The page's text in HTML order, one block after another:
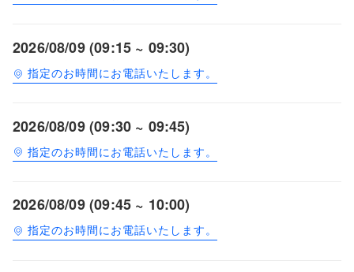
2026/08/09 (09:15 ~ 09:30)
指定のお時間にお電話いたします。
2026/08/09 (09:30 ~ 09:45)
指定のお時間にお電話いたします。
2026/08/09 (09:45 ~ 10:00)
指定のお時間にお電話いたします。